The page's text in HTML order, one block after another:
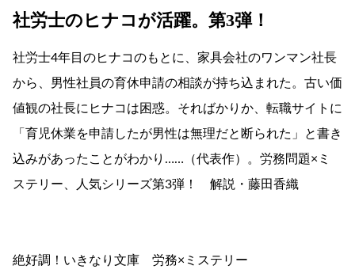
社労士のヒナコが活躍。第3弾！
社労士4年目のヒナコのもとに、家具会社のワンマン社長
から、男性社員の育休申請の相談が持ち込まれた。古い価
値観の社長にヒナコは困惑。そればかりか、転職サイトに
「育児休業を申請したが男性は無理だと断られた」と書き
込みがあったことがわかり……（代表作）。労務問題×ミ
ステリー、人気シリーズ第3弾！ 解説・藤田香織
絶好調！いきなり文庫 労務×ミステリー